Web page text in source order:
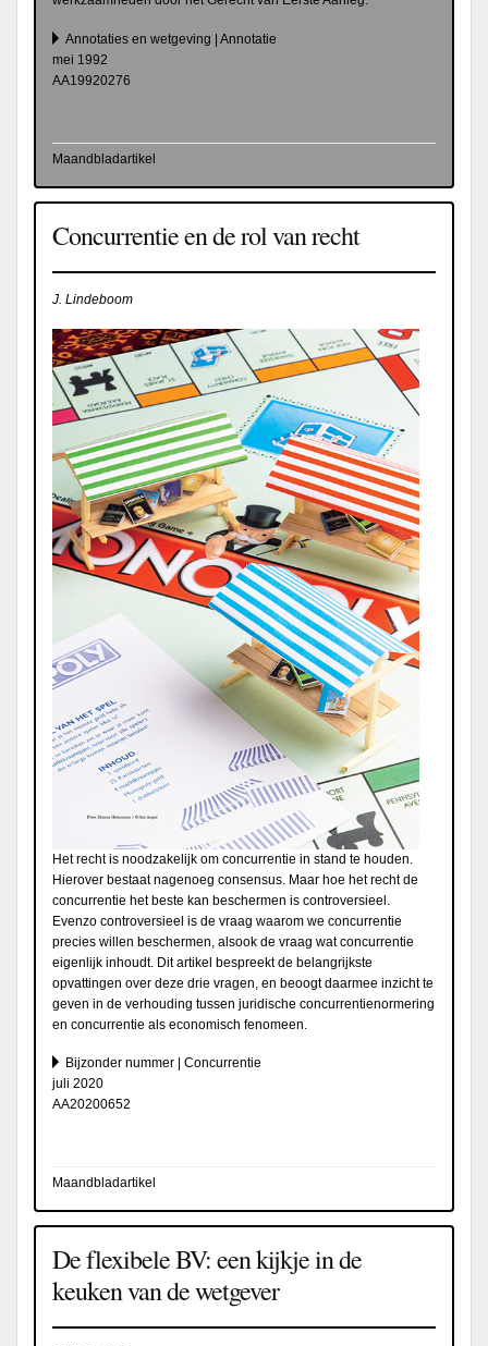
Annotaties en wetgeving | Annotatie
mei 1992
AA19920276
Maandbladartikel
Concurrentie en de rol van recht
J. Lindeboom
Het recht is noodzakelijk om concurrentie in stand te houden.
Hierover bestaat nagenoeg consensus. Maar hoe het recht de
concurrentie het beste kan beschermen is controversieel.
Evenzo controversieel is de vraag waarom we concurrentie
precies willen beschermen, alsook de vraag wat concurrentie
eigenlijk inhoudt. Dit artikel bespreekt de belangrijkste
opvattingen over deze drie vragen, en beoogt daarmee inzicht te
geven in de verhouding tussen juridische concurrentienormering
en concurrentie als economisch fenomeen.
Bijzonder nummer | Concurrentie
juli 2020
AA20200652
Maandbladartikel
De flexibele BV: een kijkje in de
keuken van de wetgever